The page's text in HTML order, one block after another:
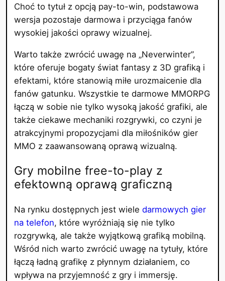
Choć to tytuł z opcją pay-to-win, podstawowa
wersja pozostaje darmowa i przyciąga fanów
wysokiej jakości oprawy wizualnej.
Warto także zwrócić uwagę na „Neverwinter”,
które oferuje bogaty świat fantasy z 3D grafiką i
efektami, które stanowią miłe urozmaicenie dla
fanów gatunku. Wszystkie te darmowe MMORPG
łączą w sobie nie tylko wysoką jakość grafiki, ale
także ciekawe mechaniki rozgrywki, co czyni je
atrakcyjnymi propozycjami dla miłośników gier
MMO z zaawansowaną oprawą wizualną.
Gry mobilne free-to-play z
efektowną oprawą graficzną
Na rynku dostępnych jest wiele darmowych gier
na telefon, które wyróżniają się nie tylko
rozgrywką, ale także wyjątkową grafiką mobilną.
Wśród nich warto zwrócić uwagę na tytuły, które
łączą ładną grafikę z płynnym działaniem, co
wpływa na przyjemność z gry i immersję.